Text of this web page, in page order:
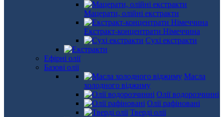
Мацерати, олійні екстракти
Екстракт-концентрати Німеччина
Сухі екстракти
Ефірні олії
Базові олії
Масла
холодного віджиму
Олії водорозчинні
Олії рафіновані
Тверді олії